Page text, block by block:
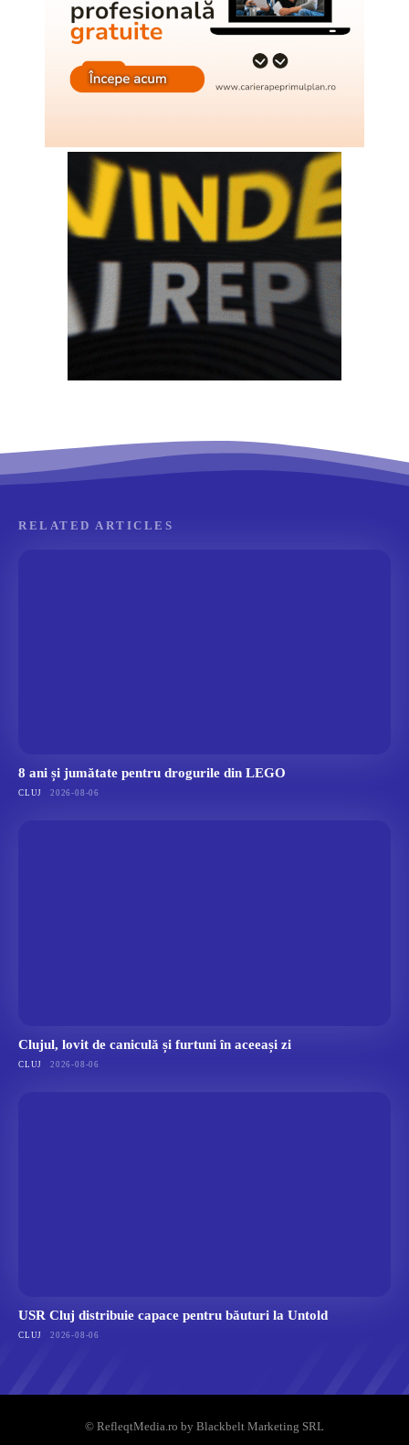
RELATED ARTICLES
8 ani și jumătate pentru drogurile din LEGO
CLUJ 2026-08-06
Clujul, lovit de caniculă și furtuni în aceeași zi
CLUJ 2026-08-06
USR Cluj distribuie capace pentru băuturi la Untold
CLUJ 2026-08-06
© RefleqtMedia.ro by Blackbelt Marketing SRL